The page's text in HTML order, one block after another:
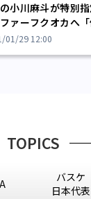
小川麻斗が特別
ァーフクオカへ
位へと上げたい」
01/29 12:00
TOPICS
バスケ
日本代表